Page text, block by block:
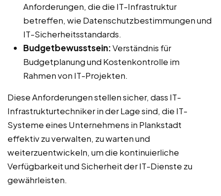
Anforderungen, die die IT-Infrastruktur
betreffen, wie Datenschutzbestimmungen und
IT-Sicherheitsstandards.
Budgetbewusstsein:Verständnis für
Budgetplanung und Kostenkontrolle im
Rahmen von IT-Projekten.
Diese Anforderungen stellen sicher, dass IT-
Infrastrukturtechniker in der Lage sind, die IT-
Systeme eines Unternehmens in Plankstadt
effektiv zu verwalten, zu warten und
weiterzuentwickeln, um die kontinuierliche
Verfügbarkeit und Sicherheit der IT-Dienste zu
gewährleisten.